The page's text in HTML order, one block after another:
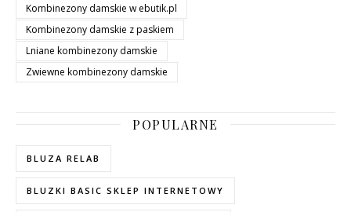
Kombinezony damskie w ebutik.pl
Kombinezony damskie z paskiem
Lniane kombinezony damskie
Zwiewne kombinezony damskie
POPULARNE
BLUZA RELAB
BLUZKI BASIC SKLEP INTERNETOWY